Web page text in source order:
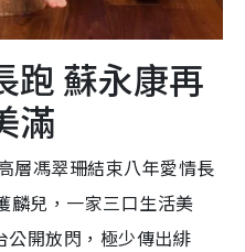
跑 蘇永康再
滿
層馮翠珊結束八年愛情長
麟兒，一家三口生活美
公開放閃，極少傳出緋